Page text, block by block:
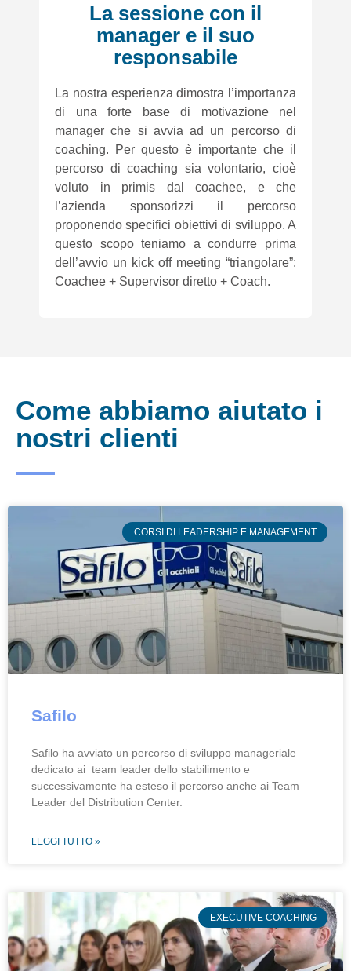
La sessione con il
manager e il suo
responsabile
La nostra esperienza dimostra l’importanza
di una forte base di motivazione nel
manager che si avvia ad un percorso di
coaching. Per questo è importante che il
percorso di coaching sia volontario, cioè
voluto in primis dal coachee, e che
l’azienda sponsorizzi il percorso
proponendo specifici obiettivi di sviluppo. A
questo scopo teniamo a condurre prima
dell’avvio un kick off meeting “triangolare”:
Coachee + Supervisor diretto + Coach.
Come abbiamo aiutato i
nostri clienti
CORSI DI LEADERSHIP E MANAGEMENT
Safilo
Safilo ha avviato un percorso di sviluppo manageriale
dedicato ai team leader dello stabilimento e
successivamente ha esteso il percorso anche ai Team
Leader del Distribution Center.
LEGGI TUTTO »
EXECUTIVE COACHING